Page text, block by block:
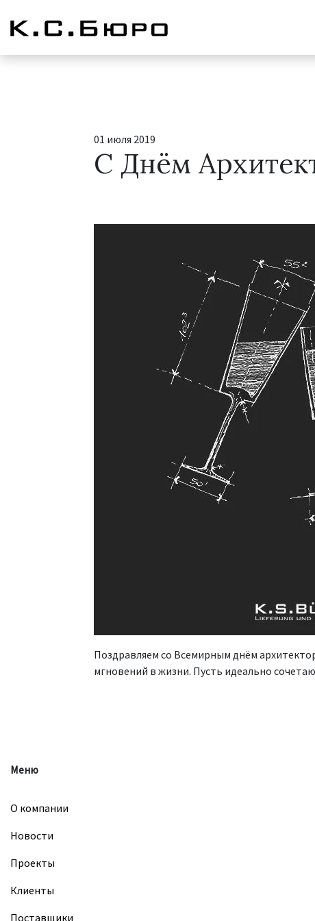
01 июля 2019
С Днём
Поздравляем со Всемирным днём
мгновений в жизни. Пусть идеально
Меню
О компании
Новости
Проекты
Клиенты
Поставщики